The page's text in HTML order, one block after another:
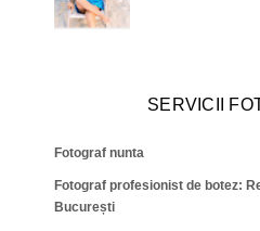
SERVICII
Fotograf nunta
Fotograf profesionist de botez:
București